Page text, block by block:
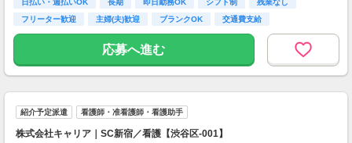
【給与例】
月収例：時給2700円、1日8h、22日勤務=47万
日払い・週払いOK 長期 即日勤務OK シフト制
残業なし
フリーター歓迎
主婦(夫)歓迎 ブランクOK 交通費支給
応募へ進む
紹介予定派遣 看護師・准看護師・看護助手
株式会社キャリア｜SC新宿／看護【渋谷区-001】